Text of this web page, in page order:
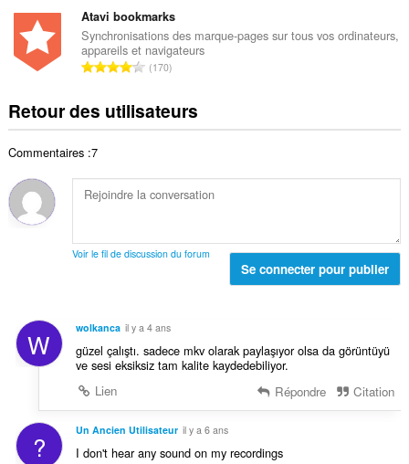
e
s
:
d
e
n
o
e
s
o
t
a
e
n
e
s
m
b
r
e
o
t
d
e
t
Atavi bookmarks
Synchronisations des marque-pages sur tous vos ordinateurs,
appareils et navigateurs
N
b
t
o
l
o
e
s
170
Retour des utilisateurs
Commentaires :7
Voir le fil de discussion du forum
Se connecter pour publier
W wolkanca il y a 4 ans
güzel çalıştı. sadece mkv olarak paylaşıyor olsa da görüntüyü
ve sesi eksiksiz tam kalite kaydedebiliyor.
Lien
Répondre Citation
? Un Ancien Utilisateur il y a 6 ans
I don't hear any sound on my recordings